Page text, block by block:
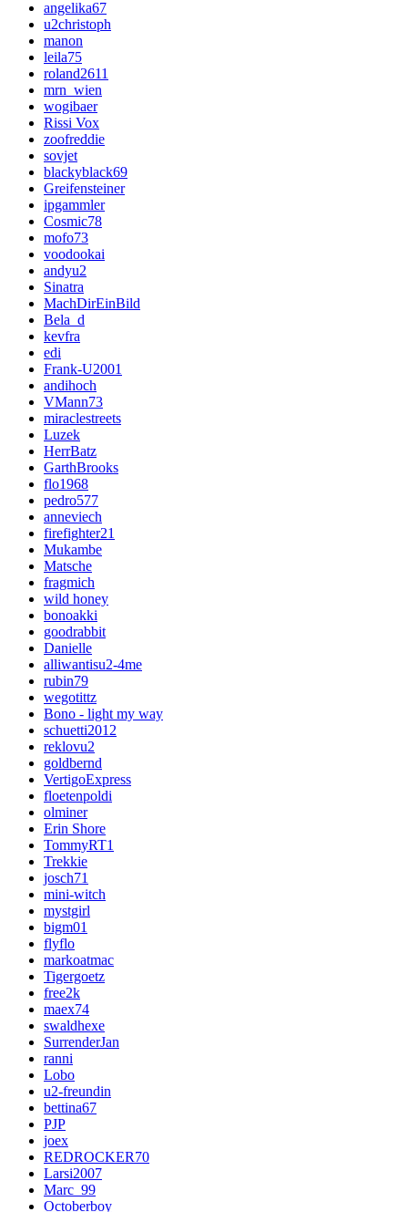
angelika67
u2christoph
manon
leila75
roland2611
mrn_wien
wogibaer
Rissi Vox
zoofreddie
sovjet
blackyblack69
Greifensteiner
ipgammler
Cosmic78
mofo73
voodookai
andyu2
Sinatra
MachDirEinBild
Bela_d
kevfra
edi
Frank-U2001
andihoch
VMann73
miraclestreets
Luzek
HerrBatz
GarthBrooks
flo1968
pedro577
anneviech
firefighter21
Mukambe
Matsche
fragmich
wild honey
bonoakki
goodrabbit
Danielle
alliwantisu2-4me
rubin79
wegotittz
Bono - light my way
schuetti2012
reklovu2
goldbernd
VertigoExpress
floetenpoldi
olminer
Erin Shore
TommyRT1
Trekkie
josch71
mini-witch
mystgirl
bigm01
flyflo
markoatmac
Tigergoetz
free2k
maex74
swaldhexe
SurrenderJan
ranni
Lobo
u2-freundin
bettina67
PJP
joex
REDROCKER70
Larsi2007
Marc_99
Octoberboy